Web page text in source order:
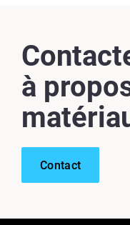
à
Contact